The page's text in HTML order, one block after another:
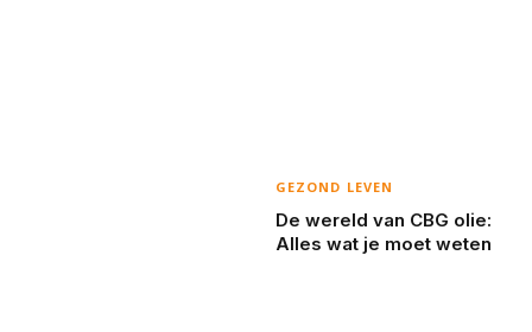
GEZOND LEVEN
De wereld van CBG olie:
Alles wat je moet weten